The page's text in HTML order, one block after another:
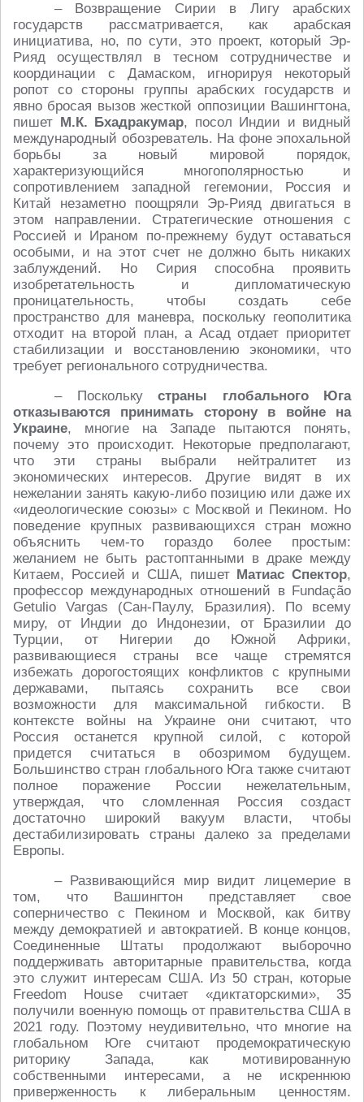
– Возвращение Сирии в Лигу арабских
государств рассматривается, как арабская
инициатива, но, по сути, это проект, который Эр-
Рияд осуществлял в тесном сотрудничестве и
координации с Дамаском, игнорируя некоторый
ропот со стороны группы арабских государств и
явно бросая вызов жесткой оппозиции Вашингтона,
пишет М.К. Бхадракумар, посол Индии и видный
международный обозреватель. На фоне эпохальной
борьбы за новый мировой порядок,
характеризующийся многополярностью и
сопротивлением западной гегемонии, Россия и
Китай незаметно поощряли Эр-Рияд двигаться в
этом направлении. Стратегические отношения с
Россией и Ираном по-прежнему будут оставаться
особыми, и на этот счет не должно быть никаких
заблуждений. Но Сирия способна проявить
изобретательность и дипломатическую
проницательность, чтобы создать себе
пространство для маневра, поскольку геополитика
отходит на второй план, а Асад отдает приоритет
стабилизации и восстановлению экономики, что
требует регионального сотрудничества.
– Поскольку страны глобального Юга
отказываются принимать сторону в войне на
Украине, многие на Западе пытаются понять,
почему это происходит. Некоторые предполагают,
что эти страны выбрали нейтралитет из
экономических интересов. Другие видят в их
нежелании занять какую-либо позицию или даже их
«идеологические союзы» с Москвой и Пекином. Но
поведение крупных развивающихся стран можно
объяснить чем-то гораздо более простым:
желанием не быть растоптанными в драке между
Китаем, Россией и США, пишет Матиас Спектор,
профессор международных отношений в Fundação
Getulio Vargas (Сан-Паулу, Бразилия). По всему
миру, от Индии до Индонезии, от Бразилии до
Турции, от Нигерии до Южной Африки,
развивающиеся страны все чаще стремятся
избежать дорогостоящих конфликтов с крупными
державами, пытаясь сохранить все свои
возможности для максимальной гибкости. В
контексте войны на Украине они считают, что
Россия останется крупной силой, с которой
придется считаться в обозримом будущем.
Большинство стран глобального Юга также считают
полное поражение России нежелательным,
утверждая, что сломленная Россия создаст
достаточно широкий вакуум власти, чтобы
дестабилизировать страны далеко за пределами
Европы.
– Развивающийся мир видит лицемерие в
том, что Вашингтон представляет свое
соперничество с Пекином и Москвой, как битву
между демократией и автократией. В конце концов,
Соединенные Штаты продолжают выборочно
поддерживать авторитарные правительства, когда
это служит интересам США. Из 50 стран, которые
Freedom House считает «диктаторскими», 35
получили военную помощь от правительства США в
2021 году. Поэтому неудивительно, что многие на
глобальном Юге считают продемократическую
риторику Запада, как мотивированную
собственными интересами, а не искреннюю
приверженность к либеральным ценностям.